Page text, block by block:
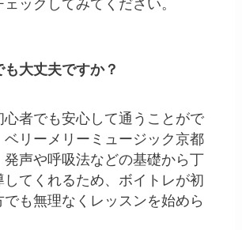
ックしてみてください。
大丈夫ですか？
心者でも安心して通うことがで
ベリーメリーミュージック京都
発声や呼吸法などの基礎から丁
してくれるため、ボイトレが初
でも無理なくレッスンを始めら